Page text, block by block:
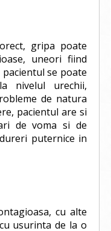
gripa poate
uneori fiind
se poate
nivelul urechii,
de natura
pacientul are si
de voma si de
puternice in
cu alte
usurinta de la o